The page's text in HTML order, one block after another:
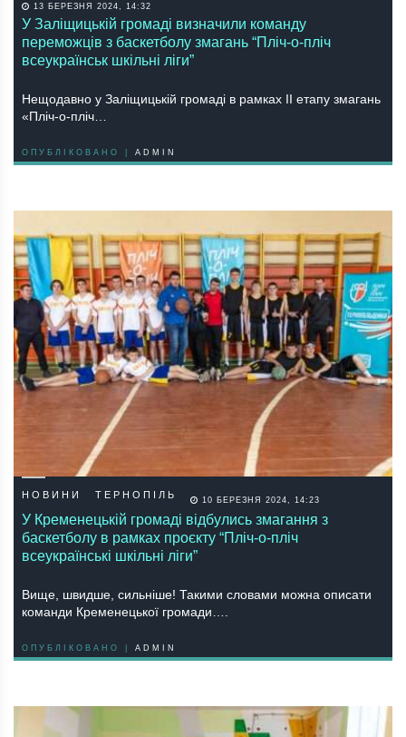
13 БЕРЕЗНЯ 2024, 14:32
У Заліщицькій громаді визначили команду
переможців з баскетболу змагань “Пліч-о-пліч
всеукраїнськ шкільні ліги”
Нещодавно у Заліщицькій громаді в рамках II етапу змагань
«Пліч-о-пліч…
ОПУБЛІКОВАНО | ADMIN
НОВИНИ ТЕРНОПІЛЬ 10 БЕРЕЗНЯ 2024, 14:23
У Кременецькій громаді відбулись змагання з
баскетболу в рамках проєкту “Пліч-о-пліч
всеукраїнські шкільні ліги”
Вище, швидше, сильніше! Такими словами можна описати
команди Кременецької громади….
ОПУБЛІКОВАНО | ADMIN